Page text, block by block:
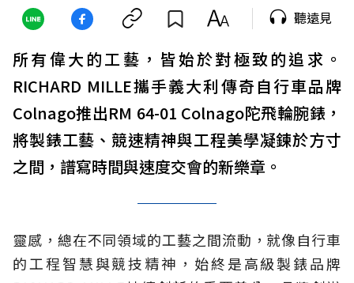
聽遠見
所有偉大的工藝，皆始於對極致的追求。
RICHARD MILLE攜手義大利傳奇自行車品牌
Colnago推出RM 64-01 Colnago陀飛輪腕錶，
將製錶工藝、競速精神與工程美學凝鍊於方寸
之間，譜寫時間與速度交會的新樂章。
靈感，總在不同領域的工藝之間流動，就像自行車
的工程智慧與競技精神，始終是高級製錶品牌